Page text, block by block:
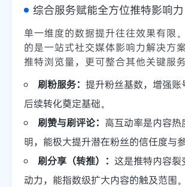
综合服务赋能全方位推特影响力
单一维度的数据提升往往效果有限。
的是一站式社交媒体影响力解决方
推特浏览量，更可整合其他关键服务
刷粉服务： 提升粉丝基数，增强账
后续转化奠定基础。
刷赞与刷评论： 高互动率是内容热
明，能极大提升潜在粉丝的信任度与参
刷分享（转推）： 这是推特内容裂
动力，能指数级扩大内容的触及范围。